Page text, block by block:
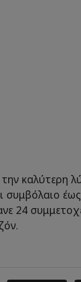
καλύτερη
συμβόλαιο
24